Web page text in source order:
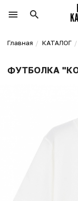
Главная КАТАЛОГ
ФУТБОЛКА